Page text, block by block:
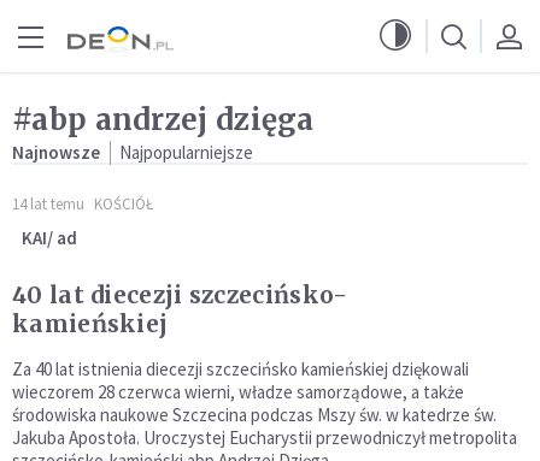
#abp andrzej dzięga
Najnowsze Najpopularniejsze
14 lat temu KOŚCIÓŁ
KAI/ ad
40 lat diecezji szczecińsko-
kamieńskiej
Za 40 lat istnienia diecezji szczecińsko kamieńskiej dziękowali
wieczorem 28 czerwca wierni, władze samorządowe, a także
środowiska naukowe Szczecina podczas Mszy św. w katedrze św.
Jakuba Apostoła. Uroczystej Eucharystii przewodniczył metropolita